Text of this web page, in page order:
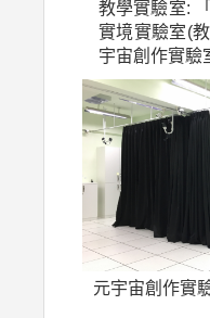
教學實驗室:
實境實驗室(
宇宙創作實驗
元宇宙創作實